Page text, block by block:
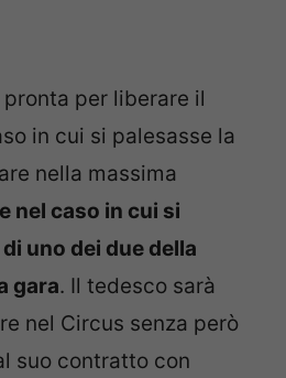
pronta per liberare il
in cui si palesasse la
nella massima
nel caso in cui si
uno dei due della
gara. Il tedesco sarà
nel Circus senza però
suo contratto con